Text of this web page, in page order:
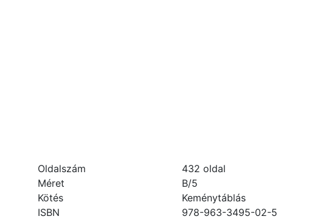
Oldalszám 432 oldal
Méret
B/5
Kötés
Keménytáblás
ISBN
978-963-3495-02-5